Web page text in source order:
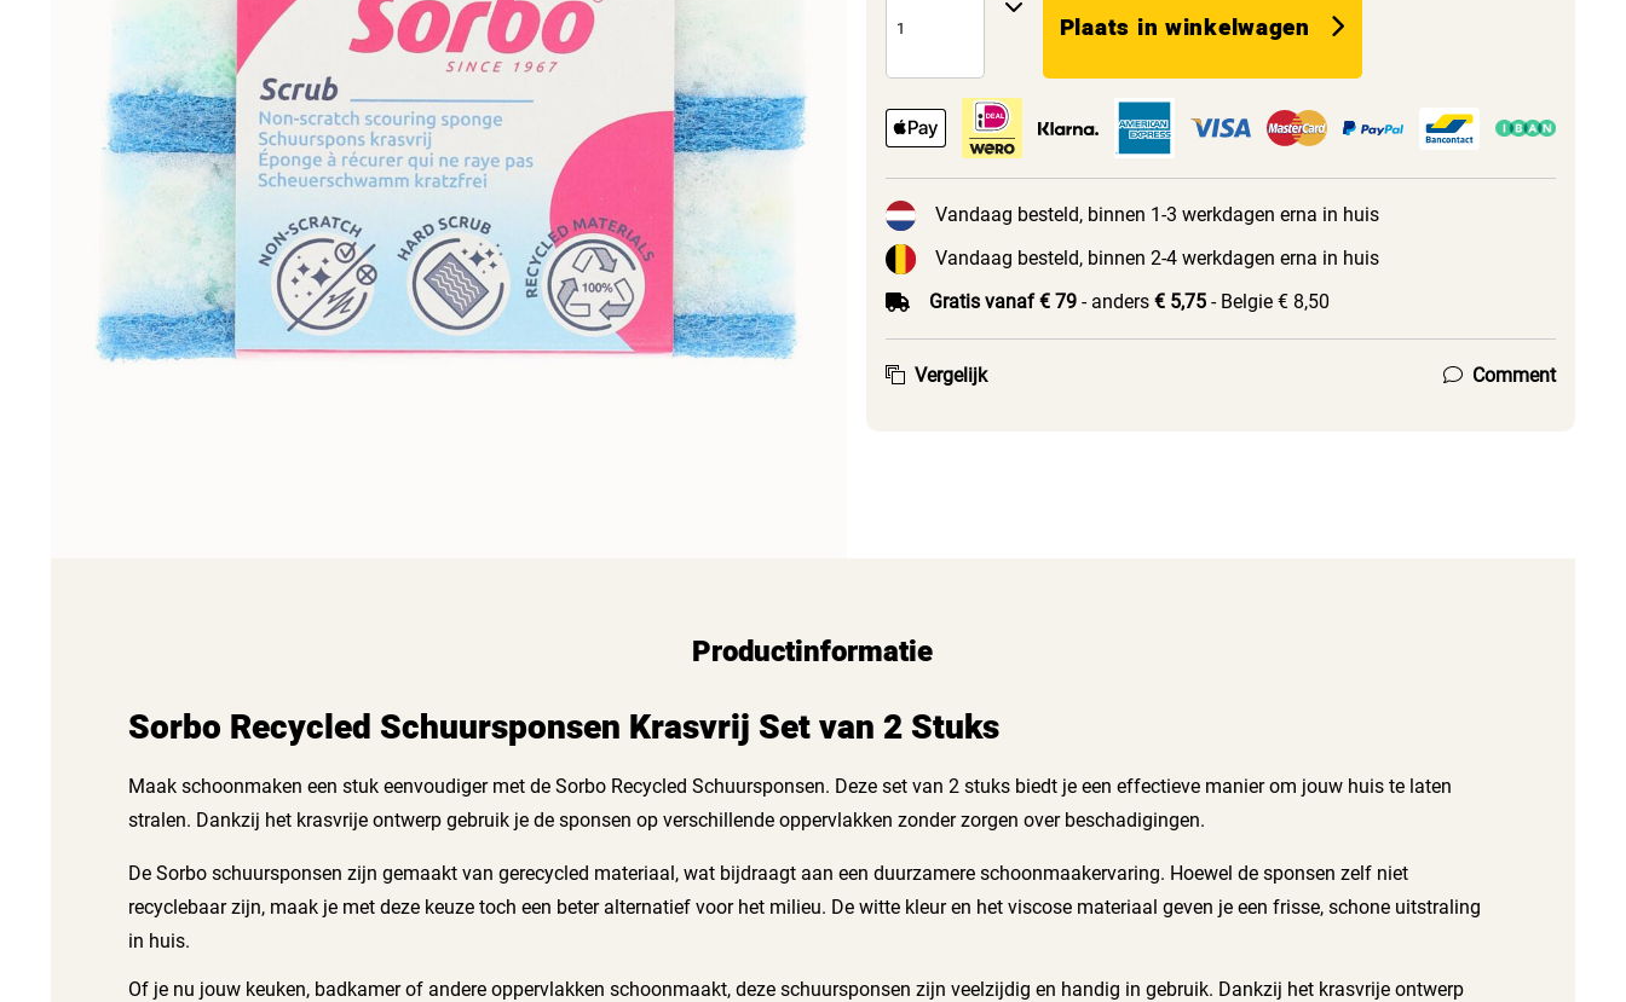
Plaats in winkelwagen
Vandaag besteld, binnen 1-3 werkdagen erna in huis
Vandaag besteld, binnen 2-4 werkdagen erna in huis
Gratis vanaf € 79- anders € 5,75- Belgie € 8,50
Vergelijk Comment
Productinformatie
Sorbo Recycled Schuursponsen Krasvrij Set van 2 Stuks
Maak schoonmaken een stuk eenvoudiger met de Sorbo Recycled Schuursponsen. Deze set van 2 stuks biedt je een effectieve manier om jouw huis te laten
stralen. Dankzij het krasvrije ontwerp gebruik je de sponsen op verschillende oppervlakken zonder zorgen over beschadigingen.
De Sorbo schuursponsen zijn gemaakt van gerecycled materiaal, wat bijdraagt aan een duurzamere schoonmaakervaring. Hoewel de sponsen zelf niet
recyclebaar zijn, maak je met deze keuze toch een beter alternatief voor het milieu. De witte kleur en het viscose materiaal geven je een frisse, schone uitstraling
in huis.
Of je nu jouw keuken, badkamer of andere oppervlakken schoonmaakt, deze schuursponsen zijn veelzijdig en handig in gebruik. Dankzij het krasvrije ontwerp